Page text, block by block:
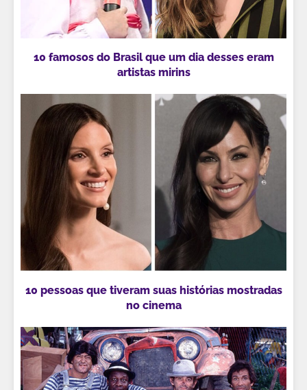
10 famosos do Brasil que um dia desses eram
artistas mirins
10 pessoas que tiveram suas histórias mostradas
no cinema